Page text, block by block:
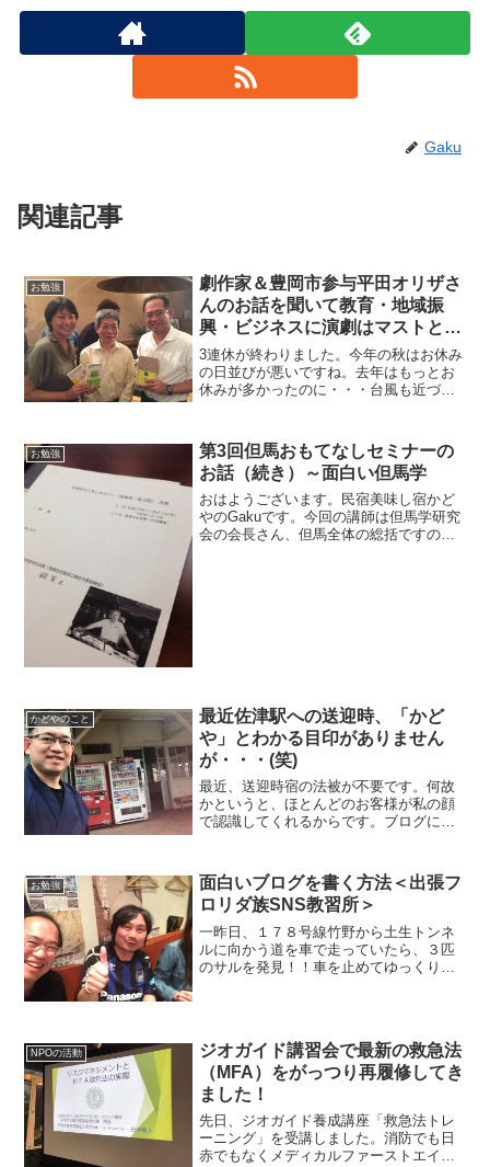
Gaku
関連記事
お勉強
劇作家＆豊岡市参与平田オリザさ
んのお話を聞いて教育・地域振
興・ビジネスに演劇はマストと思
った件
3連休が終わりました。今年の秋はお休み
の日並びが悪いですね。去年はもっとお
休みが多かったのに・・・台風も近づい
ガニ）焼いています！！おはようござい
ます！民宿美味し宿かど...
お勉強
第3回但馬おもてなしセミナーの
お話（続き）～面白い但馬学
おはようございます。民宿美味し宿かど
やのGakuです。今回の講師は但馬学研究
会の会長さん、但馬全体の総括ですので
かどやのこと
最近佐津駅への送迎時、「かど
や」とわかる目印がありません
が・・・(笑)
最近、送迎時宿の法被が不要です。何故
かというと、ほとんどのお客様が私の顔
で認識してくれるからです。ブログにも
ため、お客様は宿名よりも私の顔の方を
覚えていて下さっています。
お勉強
面白いブログを書く方法＜出張フ
ロリダ族SNS教習所＞
一昨日、１７８号線竹野から土生トンネ
ルに向かう道を車で走っていたら、３匹
のサルを発見！！車を止めてゆっくりと
NPOの活動
ジオガイド講習会で最新の救急法
（MFA）をがっつり再履修してき
ました！
先日、ジオガイド養成講座「救急法トレ
ーニング」を受講しました。消防でも日
赤でもなくメディカルファーストエイド